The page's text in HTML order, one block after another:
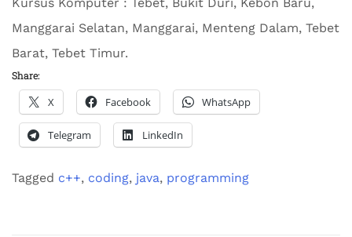
Manggarai Selatan, Manggarai, Menteng Dalam, Tebet
Barat, Tebet Timur.
Share:
X Facebook WhatsApp
Telegram LinkedIn
Tagged c++, coding, java, programming